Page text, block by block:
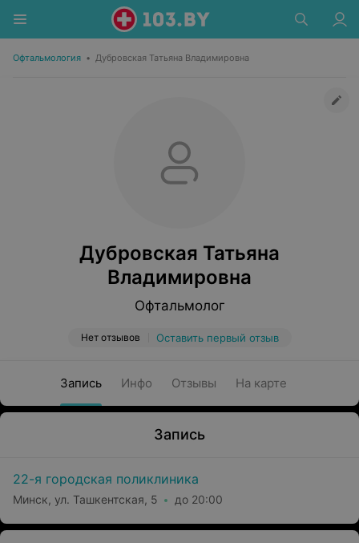
Офтальмология • Дубровская Татьяна Владимировна
Дубровская Татьяна
Владимировна
Офтальмолог
Нет отзывов Оставить первый отзыв
Запись Инфо Отзывы На карте
Запись
22-я городская поликлиника
Минск, ул. Ташкентская, 5 до 20:00